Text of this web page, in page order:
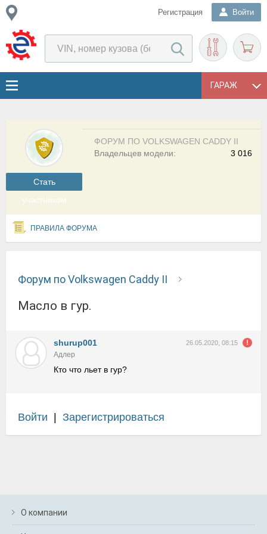
Регистрация Войти
ГАРАЖ
Cтать
участником
ФОРУМ ПО VOLKSWAGEN CADDY II
3 016
Владельцев модели:
ПРАВИЛА ФОРУМА
Форум по Volkswagen Caddy II
масло в гур.
shurup001 26.05.2020, 08:15
Адлер
Кто что льет в гур?
Войти Зарегистрироваться
О компании